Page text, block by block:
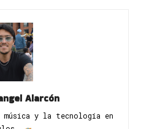
Alarcón
y la tecnología en